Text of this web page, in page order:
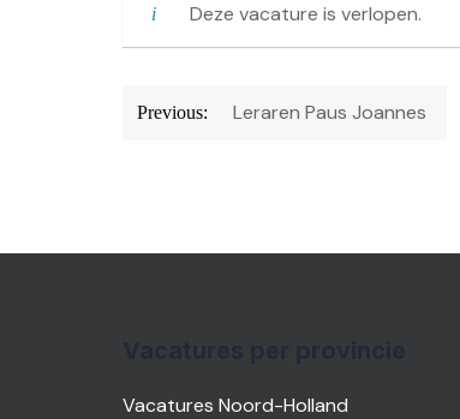
Deze vacature is verlopen.
Bericht
Previous: Leraren Paus Joannes
Vacatures Noord-Holland